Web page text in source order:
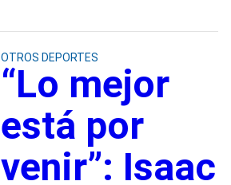
OTROS DEPORTES
“Lo mejor
está por
venir”: Isaac